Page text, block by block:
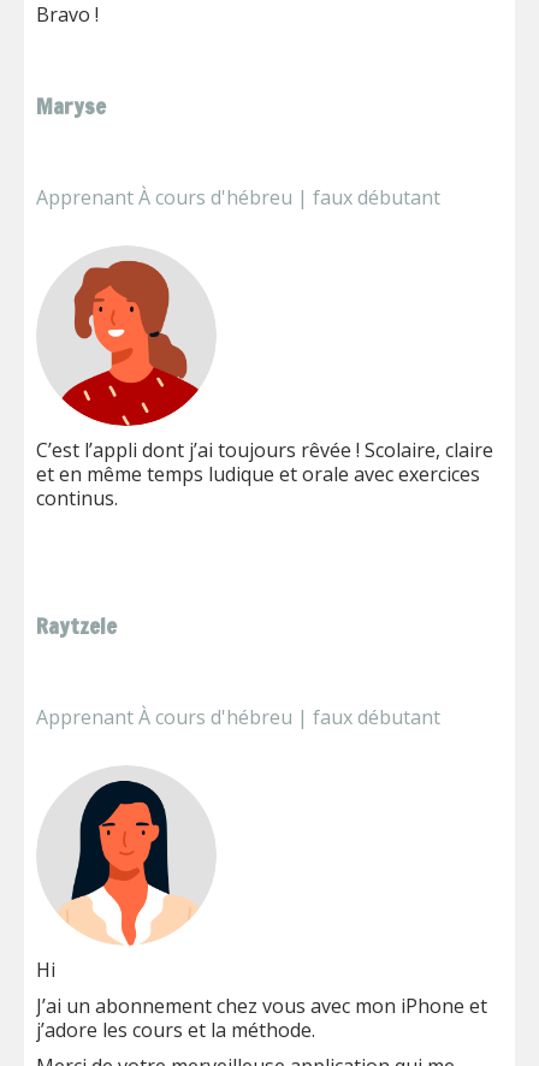
Bravo !
Maryse
Apprenant À cours d'hébreu | faux débutant
C’est l’appli dont j’ai toujours rêvée ! Scolaire, claire
et en même temps ludique et orale avec exercices
continus.
Raytzele
Apprenant À cours d'hébreu | faux débutant
Hi
J’ai un abonnement chez vous avec mon iPhone et
j’adore les cours et la méthode.